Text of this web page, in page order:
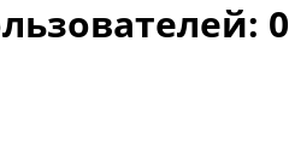
0